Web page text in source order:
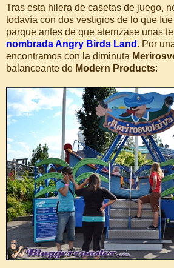
Tras esta hilera de casetas de juego,
todavía con dos vestigios de lo que
parque antes de que aterrizase unas
nombrada Angry Birds Land . Por
encontramos con la diminuta
balanceante de Modern Products: